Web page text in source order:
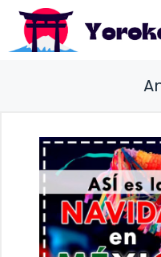
Saltar
contenido